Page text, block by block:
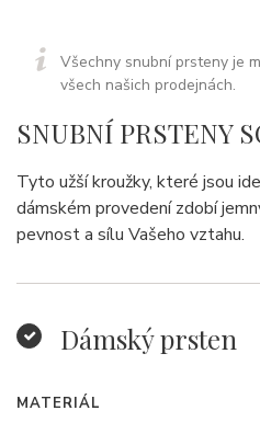
Všechny snubní prsteny je
všech našich prodejnách.
SNUBNÍ PRSTENY
Tyto užší kroužky, které jsou
dámském provedení zdobí
pevnost a sílu Vašeho vztahu.
Dámský prsten
MATERIÁL